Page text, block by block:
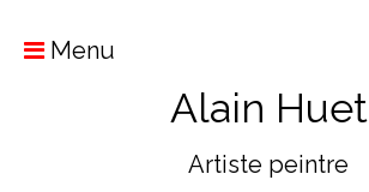
Menu
Alain Huet
Artiste peintre